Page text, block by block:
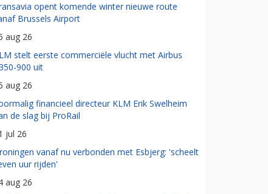
opent komende winter nieuwe route
Brussels Airport
aug 26
stelt eerste commerciële vlucht met Airbus
900 uit
aug 26
financieel directeur KLM Erik Swelheim
de slag bij ProRail
jul 26
vanaf nu verbonden met Esbjerg: 'scheelt
uur rijden'
aug 26